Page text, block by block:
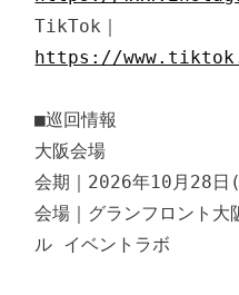
TikTok｜
https://
■巡回情報
大阪会場
会期｜2026年10月28
会場｜グランフロント
ル イベントラボ